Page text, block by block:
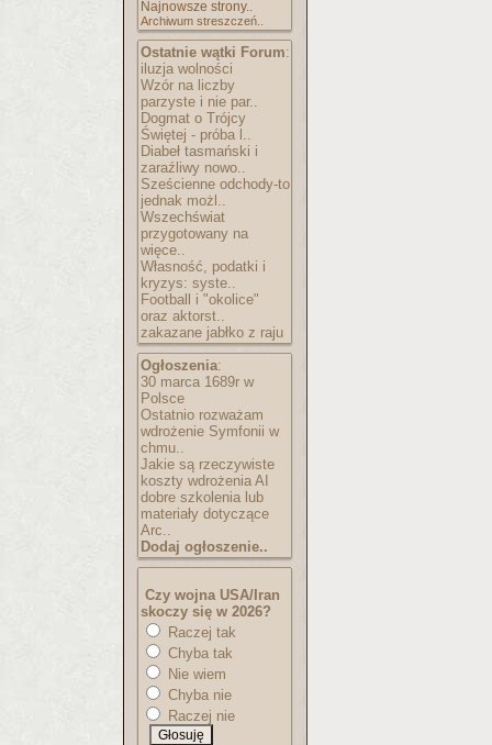
Najnowsze strony..
Archiwum streszczeń..
Ostatnie wątki Forum:
iluzja wolności
Wzór na liczby
parzyste i nie par..
Dogmat o Trójcy
Świętej - próba l..
Diabeł tasmański i
zaraźliwy nowo..
Sześcienne odchody-to
jednak możl..
Wszechświat
przygotowany na
więce..
Własność, podatki i
kryzys: syste..
Football i "okolice"
oraz aktorst..
zakazane jabłko z raju
Ogłoszenia:
30 marca 1689r w
Polsce
Ostatnio rozważam
wdrożenie Symfonii w
chmu..
Jakie są rzeczywiste
koszty wdrożenia AI
dobre szkolenia lub
materiały dotyczące
Arc..
Dodaj ogłoszenie..
Czy wojna USA/Iran
skoczy się w 2026?
Raczej tak
Chyba tak
Nie wiem
Chyba nie
Raczej nie